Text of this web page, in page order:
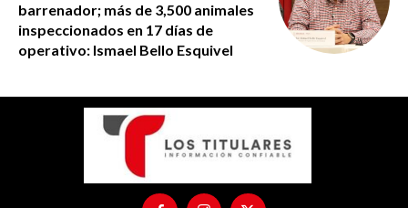
barrenador; más de 3,500 animales
inspeccionados en 17 días de
operativo: Ismael Bello Esquivel